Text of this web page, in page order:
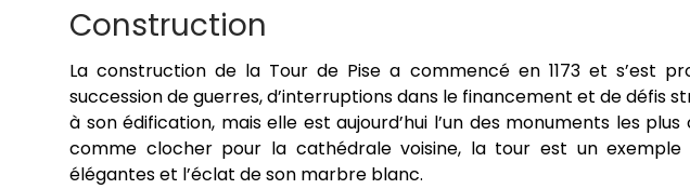
Construction
La construction de la Tour de Pise a commencé en 1173 et s’est
succession de guerres, d’interruptions dans le financement et de défis
à son édification, mais elle est aujourd’hui l’un des monuments les
comme clocher pour la cathédrale voisine, la tour est un
élégantes et l’éclat de son marbre blanc.